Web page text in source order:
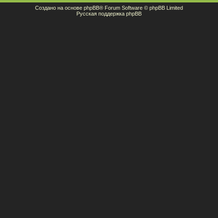
Создано на основе phpBB® Forum Software © phpBB Limited
Русская поддержка phpBB